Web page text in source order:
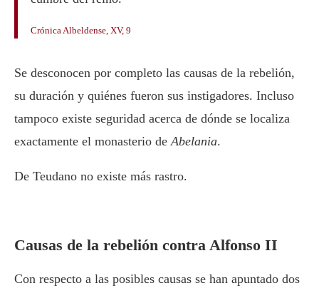
Crónica Albeldense, XV, 9
Se desconocen por completo las causas de la rebelión,
su duración y quiénes fueron sus instigadores. Incluso
tampoco existe seguridad acerca de dónde se localiza
exactamente el monasterio de Abelania.
De Teudano no existe más rastro.
Causas de la rebelión contra Alfonso II
Con respecto a las posibles causas se han apuntado dos